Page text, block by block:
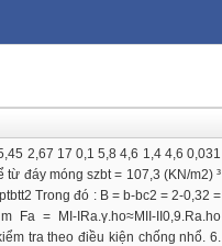
2,67 17 0,1 5,8 4,6 1,4 4,6 0,031
đáy móng szbt = 107,3 (KN/m2) ³
Trong đó : B = b-bc2 = 2-0,32 =
= MI-IRa.γ.ho≈MII-II0,9.Ra.ho
tra theo điều kiện chống nhổ. 6.